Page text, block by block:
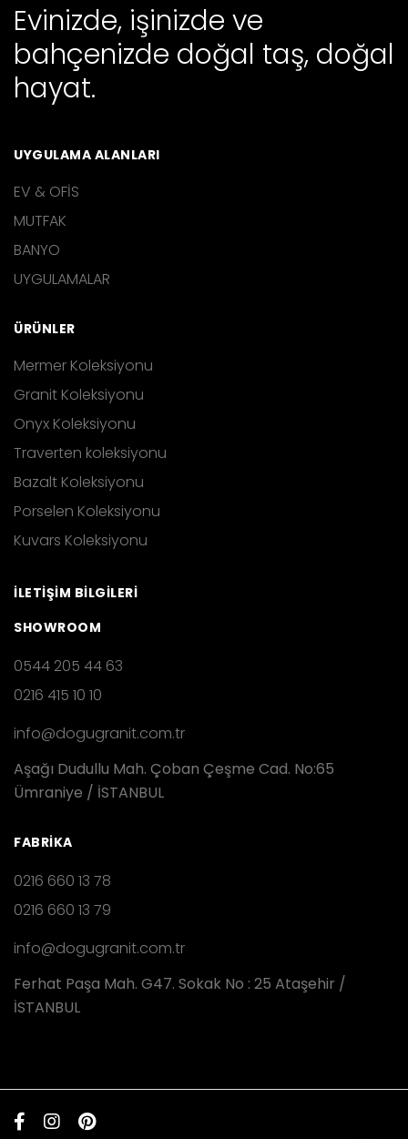
Evinizde, işinizde ve
bahçenizde doğal taş, doğal
hayat.
UYGULAMA ALANLARI
EV & OFİS
MUTFAK
BANYO
UYGULAMALAR
ÜRÜNLER
Mermer Koleksiyonu
Granit Koleksiyonu
Onyx Koleksiyonu
Traverten koleksiyonu
Bazalt Koleksiyonu
Porselen Koleksiyonu
Kuvars Koleksiyonu
İLETİŞİM BİLGİLERİ
SHOWROOM
0544 205 44 63
0216 415 10 10
info@dogugranit.com.tr
Aşağı Dudullu Mah. Çoban Çeşme Cad. No:65
Ümraniye / İSTANBUL
FABRIKA
0216 660 13 78
0216 660 13 79
info@dogugranit.com.tr
Ferhat Paşa Mah. G47. Sokak No : 25 Ataşehir /
İSTANBUL